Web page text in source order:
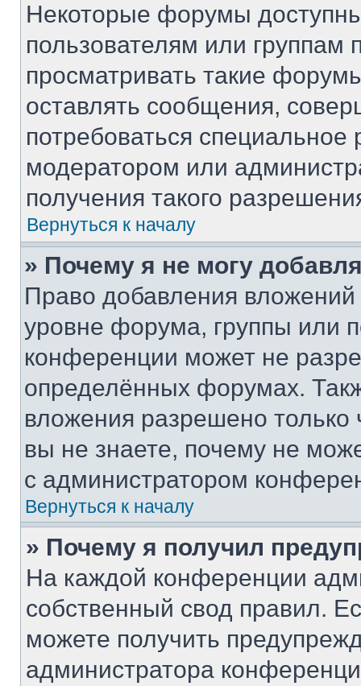
Некоторые форумы
пользователям или группам
просматривать такие
оставлять сообщения,
потребоваться
модератором или
получения такого
Вернуться к началу
» Почему я не могу
Право добавления
уровне форума, группы или
конференции может не
определённых форумах.
вложения разрешено
вы не знаете, почему не
с администратором
Вернуться к началу
» Почему я получил
На каждой конференции
собственный свод правил.
можете получить
администратора